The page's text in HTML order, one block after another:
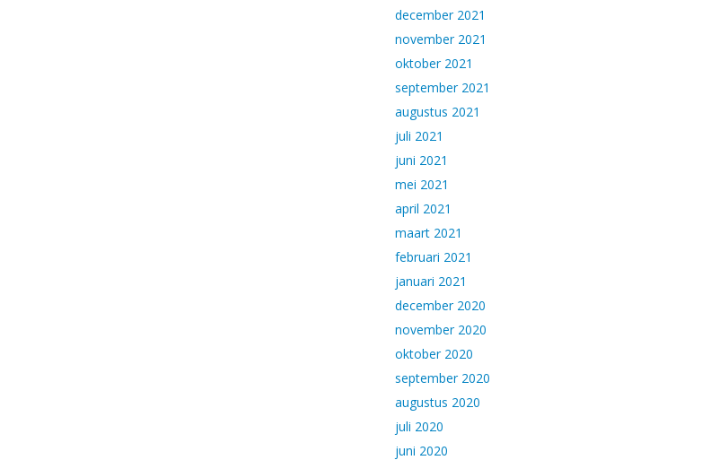
december 2021
november 2021
oktober 2021
september 2021
augustus 2021
juli 2021
juni 2021
mei 2021
april 2021
maart 2021
februari 2021
januari 2021
december 2020
november 2020
oktober 2020
september 2020
augustus 2020
juli 2020
juni 2020